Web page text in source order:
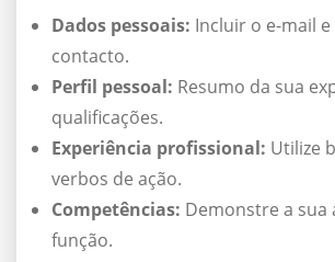
Dados pessoais: Incluir o e-mail
contacto.
Perfil pessoal: Resumo da sua
qualificações.
Experiência profissional: Utilize
verbos de ação.
Competências: Demonstre a sua
função.